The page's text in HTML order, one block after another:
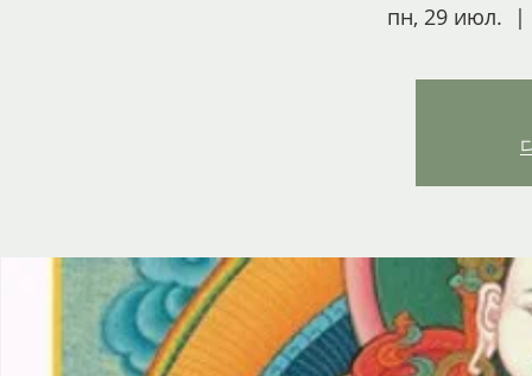
пн, 29 июл.